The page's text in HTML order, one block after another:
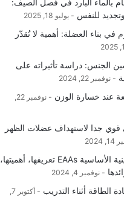
T
u
b
e
ق
ر
ا
ا
ل
م
ع
R
بالماء البارد في فصل الصيف:
للنفس
يوليو 18, 2025
في بناء العضلة: أهمية لا تُقدّر
الجنس: دراسة تأثيراته على
نوفمبر 22, 2024
عند خسارة الوزن
نوفمبر 22,
قوي جدا لاستهداف عضلات الظهر
الأحماض الأمينية الأساسية EAAs تعريفها، أهميتها،
نوفمبر 4, 2024
أكتوبر 7,